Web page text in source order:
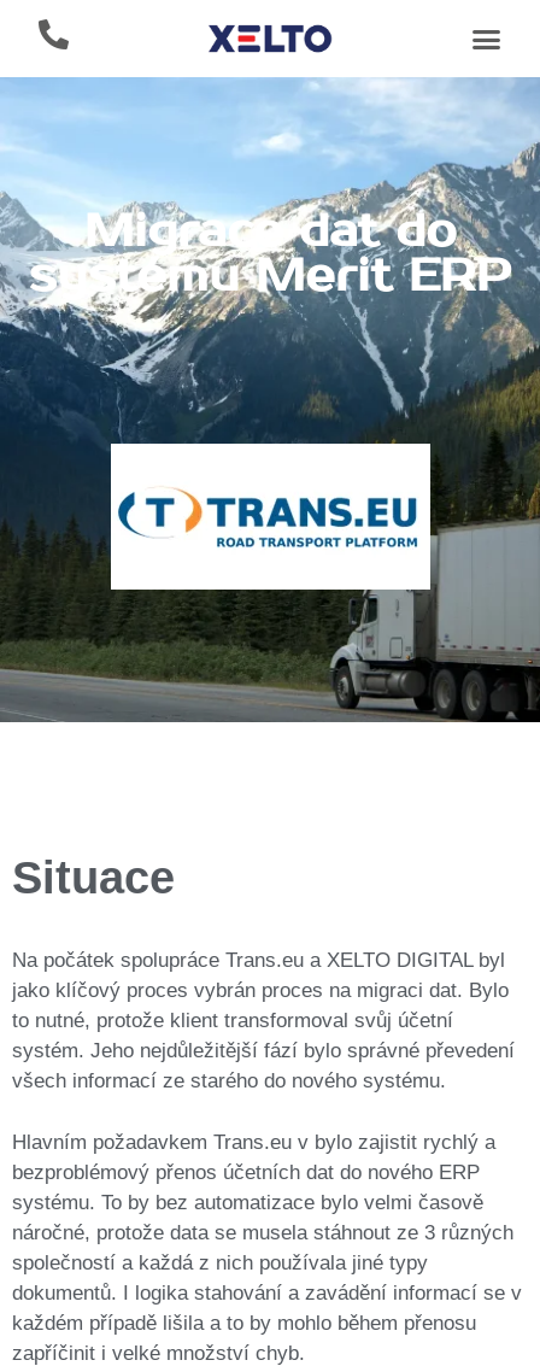
Migrace dat do
systému Merit ERP
Situace
Na počátek spolupráce Trans.eu a XELTO DIGITAL byl
jako klíčový proces vybrán proces na migraci dat. Bylo
to nutné, protože klient transformoval svůj účetní
systém. Jeho nejdůležitější fází bylo správné převedení
všech informací ze starého do nového systému.
Hlavním požadavkem Trans.eu v bylo zajistit rychlý a
bezproblémový přenos účetních dat do nového ERP
systému. To by bez automatizace bylo velmi časově
náročné, protože data se musela stáhnout ze 3 různých
společností a každá z nich používala jiné typy
dokumentů. I logika stahování a zavádění informací se v
každém případě lišila a to by mohlo během přenosu
zapříčinit i velké množství chyb.